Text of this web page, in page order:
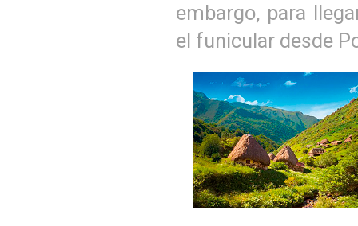
embargo, para
el funicular desde